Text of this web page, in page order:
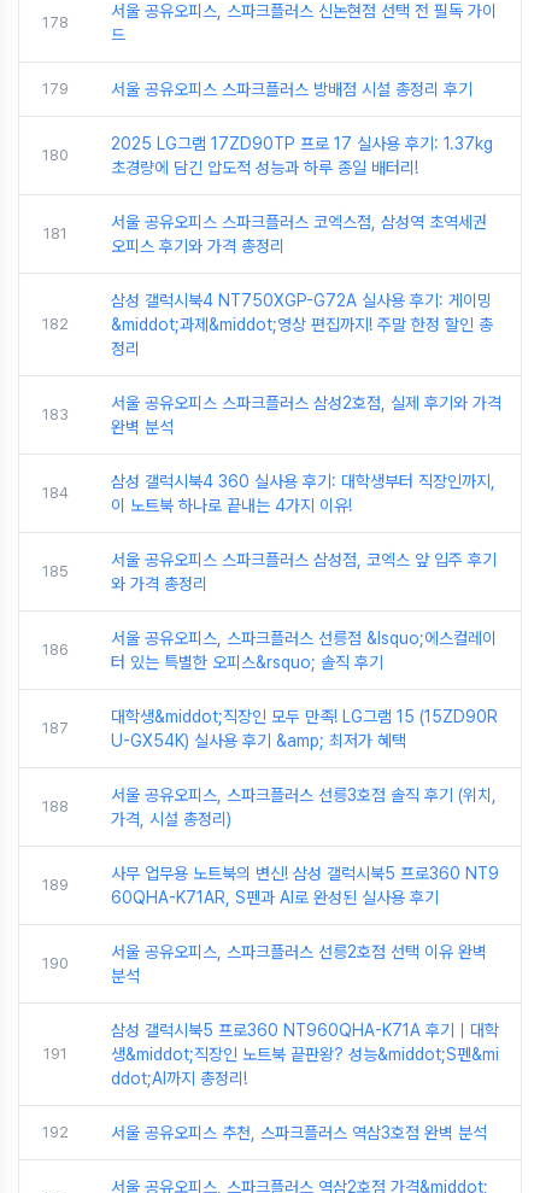
178
서울 공유오피스, 스파크플러스 신논현점 선택 전 필독 가이
드
179 서울 공유오피스 스파크플러스 방배점 시설 총정리 후기
180
2025 LG그램 17ZD90TP 프로 17 실사용 후기: 1.37kg
초경량에 담긴 압도적 성능과 하루 종일 배터리!
181
서울 공유오피스 스파크플러스 코엑스점, 삼성역 초역세권
오피스 후기와 가격 총정리
182
삼성 갤럭시북4 NT750XGP-G72A 실사용 후기: 게이밍
&middot;과제&middot;영상 편집까지! 주말 한정 할인 총
정리
183
서울 공유오피스 스파크플러스 삼성2호점, 실제 후기와 가격
완벽 분석
184
삼성 갤럭시북4 360 실사용 후기: 대학생부터 직장인까지,
이 노트북 하나로 끝내는 4가지 이유!
185
서울 공유오피스 스파크플러스 삼성점, 코엑스 앞 입주 후기
와 가격 총정리
186
서울 공유오피스, 스파크플러스 선릉점 &lsquo;에스컬레이
터 있는 특별한 오피스&rsquo; 솔직 후기
187
대학생&middot;직장인 모두 만족! LG그램 15 (15ZD90R
U-GX54K) 실사용 후기 &amp; 최저가 혜택
188
서울 공유오피스, 스파크플러스 선릉3호점 솔직 후기 (위치,
가격, 시설 총정리)
189
사무 업무용 노트북의 변신! 삼성 갤럭시북5 프로360 NT9
60QHA-K71AR, S펜과 AI로 완성된 실사용 후기
190
서울 공유오피스, 스파크플러스 선릉2호점 선택 이유 완벽
분석
191
삼성 갤럭시북5 프로360 NT960QHA-K71A 후기｜대학
생&middot;직장인 노트북 끝판왕? 성능&middot;S펜&mi
ddot;AI까지 총정리!
192 서울 공유오피스 추천, 스파크플러스 역삼3호점 완벽 분석
서울 공유오피스, 스파크플러스 역삼2호점 가격&middot;